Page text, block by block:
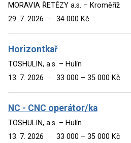
MORAVIA ŘETĚZY a.s. – Kroměříž
29. 7. 2026
· 34 000 Kč
Horizontkař
TOSHULIN, a.s. – Hulín
13. 7. 2026
· 33 000 – 35 000 Kč
NC - CNC operátor/ka
TOSHULIN, a.s. – Hulín
13. 7. 2026
· 33 000 – 35 000 Kč